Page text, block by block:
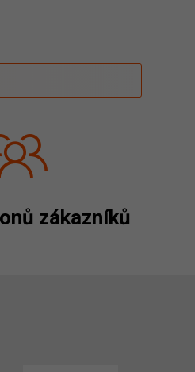
zákazníků